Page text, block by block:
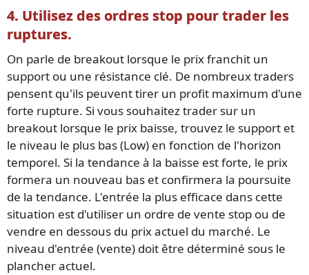
4. Utilisez des ordres stop pour trader les
ruptures.
On parle de breakout lorsque le prix franchit un
support ou une résistance clé. De nombreux traders
pensent qu'ils peuvent tirer un profit maximum d'une
forte rupture. Si vous souhaitez trader sur un
breakout lorsque le prix baisse, trouvez le support et
le niveau le plus bas (Low) en fonction de l'horizon
temporel. Si la tendance à la baisse est forte, le prix
formera un nouveau bas et confirmera la poursuite
de la tendance. L'entrée la plus efficace dans cette
situation est d'utiliser un ordre de vente stop ou de
vendre en dessous du prix actuel du marché. Le
niveau d'entrée (vente) doit être déterminé sous le
plancher actuel.